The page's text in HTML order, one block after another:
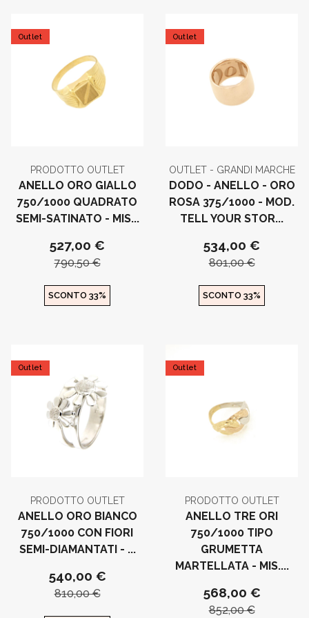
Outlet
PRODOTTO OUTLET
ANELLO ORO GIALLO
750/1000 QUADRATO
SEMI-SATINATO - MIS...
527,00 €
790,50 €
SCONTO 33%
Outlet
OUTLET - GRANDI MARCHE
DODO - ANELLO - ORO
ROSA 375/1000 - MOD.
TELL YOUR STOR...
534,00 €
801,00 €
SCONTO 33%
Outlet
PRODOTTO OUTLET
ANELLO ORO BIANCO
750/1000 CON FIORI
SEMI-DIAMANTATI - ...
540,00 €
810,00 €
Outlet
PRODOTTO OUTLET
ANELLO TRE ORI
750/1000 TIPO
GRUMETTA
MARTELLATA - MIS....
568,00 €
852,00 €